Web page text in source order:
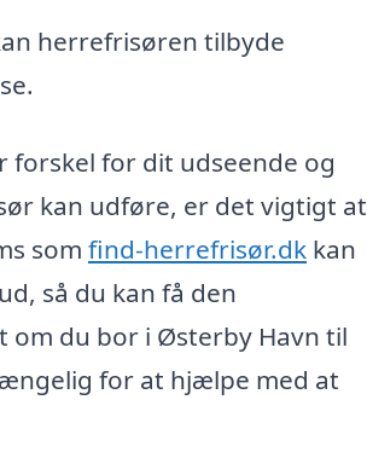
herrefrisøren tilbyde
for dit udseende og
kan udføre, er det vigtigt at
som find-herrefrisør.dk kan
så du kan få den
om du bor i Østerby Havn til
for at hjælpe med at